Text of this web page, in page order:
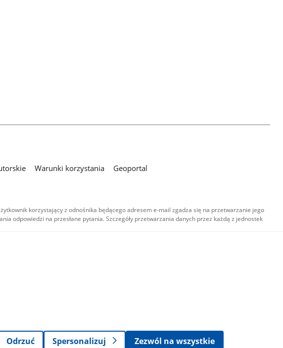
Warunki korzystania
Geoportal
korzystający z odnośnika będącego adresem e-mail zgadza się na przetwarzanie jego
odpowiedzi na przesłane pytania. Szczegóły przetwarzania danych przez każdą z jednostek
są
samych
audio i wideo,
niekomercyjne -
inaczej.
Odrzuć
Spersonalizuj Zezwól na wszystkie